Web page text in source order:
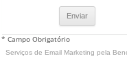
* Campo Obrigatório
Serviços de Email Marketing pela